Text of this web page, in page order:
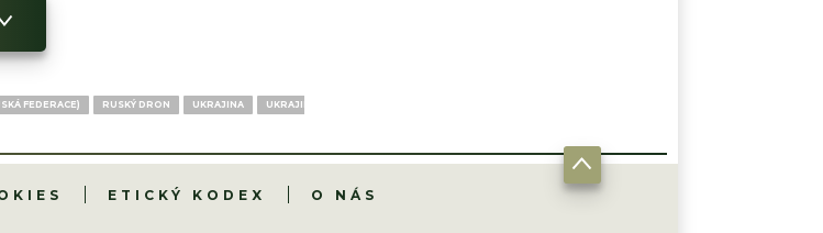
FEDERACE) RUSKÝ DRON UKRAJINA UKRAJINSKÁ ARMÁDA
ETICKÝ KODEX O NÁS